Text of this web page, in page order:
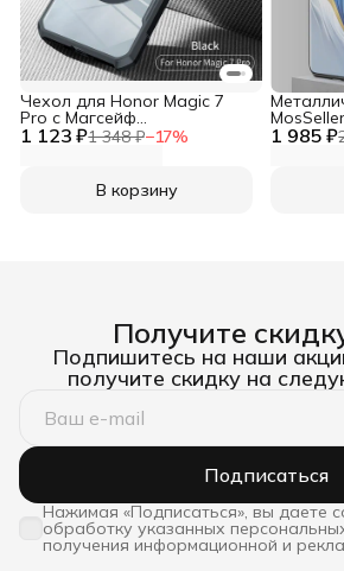
1 123 ₽1 348 ₽−17%
Чехол для Honor Magic 7
Pro с Магсейф
противоударный с
В корзину
1 985 ₽
Pro,
Получите
Подпишитесь на наши
получите скидку на
Подписаться
Нажимая «Подписаться», вы даете
обработку указанных
получения информационной и